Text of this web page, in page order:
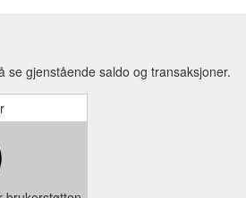
se gjenstående saldo og transaksjoner.